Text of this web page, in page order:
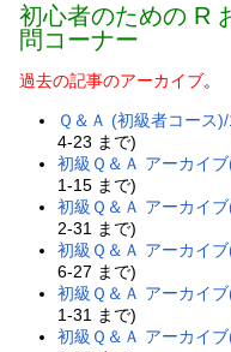
初心者のための R
問コーナー
過去の記事のアーカイブ。
Ｑ＆Ａ (初級者コース
4-23 まで)
初級Ｑ＆Ａ アーカイ
1-15 まで)
初級Ｑ＆Ａ アーカイ
2-31 まで)
初級Ｑ＆Ａ アーカイ
6-27 まで)
初級Ｑ＆Ａ アーカイ
1-31 まで)
初級Ｑ＆Ａ アーカイ